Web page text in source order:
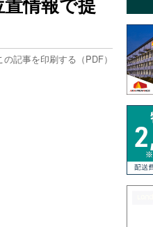
の記事を印刷する（PDF）